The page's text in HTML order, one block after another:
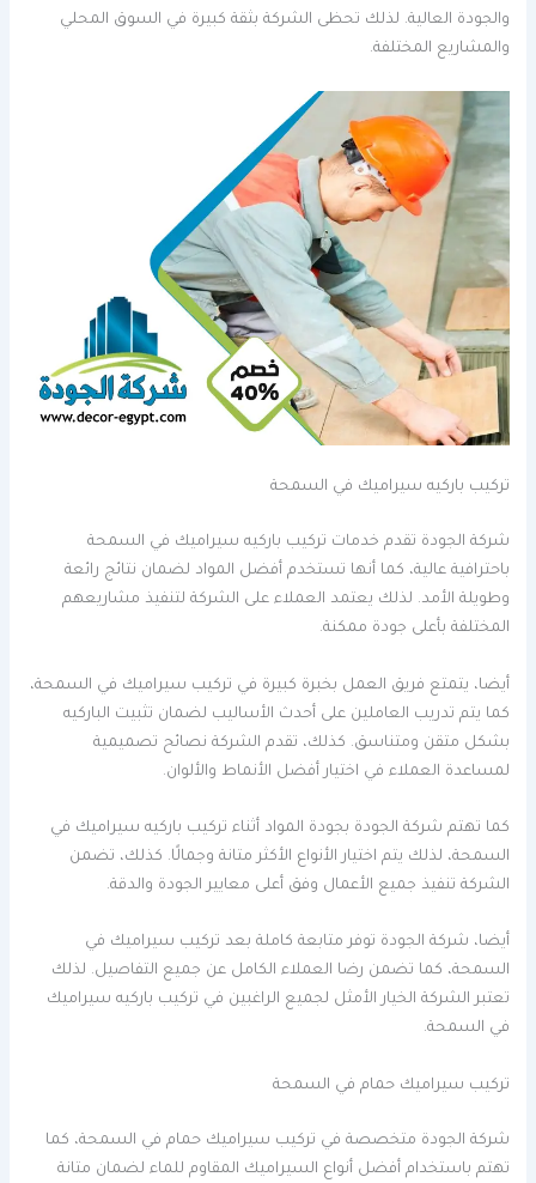
والجودة العالية. لذلك تحظى الشركة بثقة كبيرة في السوق المحلي
والمشاريع المختلفة.
تركيب باركيه سيراميك في السمحة
شركة الجودة تقدم خدمات تركيب باركيه سيراميك في السمحة
باحترافية عالية، كما أنها تستخدم أفضل المواد لضمان نتائج رائعة
وطويلة الأمد. لذلك يعتمد العملاء على الشركة لتنفيذ مشاريعهم
المختلفة بأعلى جودة ممكنة.
أيضا، يتمتع فريق العمل بخبرة كبيرة في تركيب سيراميك في السمحة،
كما يتم تدريب العاملين على أحدث الأساليب لضمان تثبيت الباركيه
بشكل متقن ومتناسق. كذلك، تقدم الشركة نصائح تصميمية
لمساعدة العملاء في اختيار أفضل الأنماط والألوان.
كما تهتم شركة الجودة بجودة المواد أثناء تركيب باركيه سيراميك في
السمحة، لذلك يتم اختيار الأنواع الأكثر متانة وجمالًا. كذلك، تضمن
الشركة تنفيذ جميع الأعمال وفق أعلى معايير الجودة والدقة.
أيضا، شركة الجودة توفر متابعة كاملة بعد تركيب سيراميك في
السمحة، كما تضمن رضا العملاء الكامل عن جميع التفاصيل. لذلك
تعتبر الشركة الخيار الأمثل لجميع الراغبين في تركيب باركيه سيراميك
في السمحة.
تركيب سيراميك حمام في السمحة
شركة الجودة متخصصة في تركيب سيراميك حمام في السمحة، كما
تهتم باستخدام أفضل أنواع السيراميك المقاوم للماء لضمان متانة